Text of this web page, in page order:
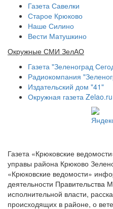
Газета Савелки
Старое Крюково
Наше Силино
Вести Матушкино
Окружные СМИ ЗелАО
Газета "Зеленоград
Радиокомпания
Издательский дом "41"
Окружная газета Zelao.ru
Газета «Крюковские
управы района Крюково
«Крюковские ведомости»
деятельности Правительства
исполнительной власти,
происходящих в районе, о